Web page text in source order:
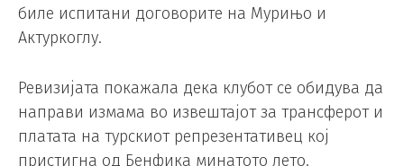
биле испитани договорите на Мурињо и
Актуркоглу.
Ревизијата покажала дека клубот се обидува да
направи измама во извештајот за трансферот и
платата на турскиот репрезентативец кој
пристигна од Бенфика минатото лето.